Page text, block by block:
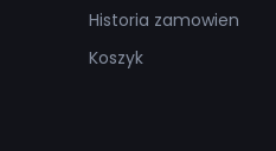
Historia zamowien
Koszyk